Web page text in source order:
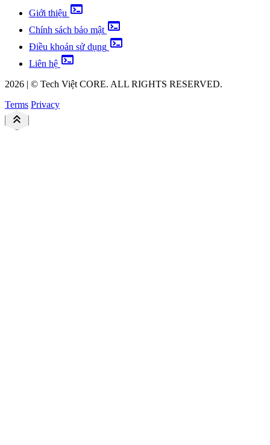
Giới thiệu terminal
Chính sách bảo mật terminal
Điều khoản sử dụng terminal
Liên hệ terminal
2026 | © Tech ViệtCORE. ALL RIGHTS RESERVED.
Terms Privacy
keyboard_double_arrow_up